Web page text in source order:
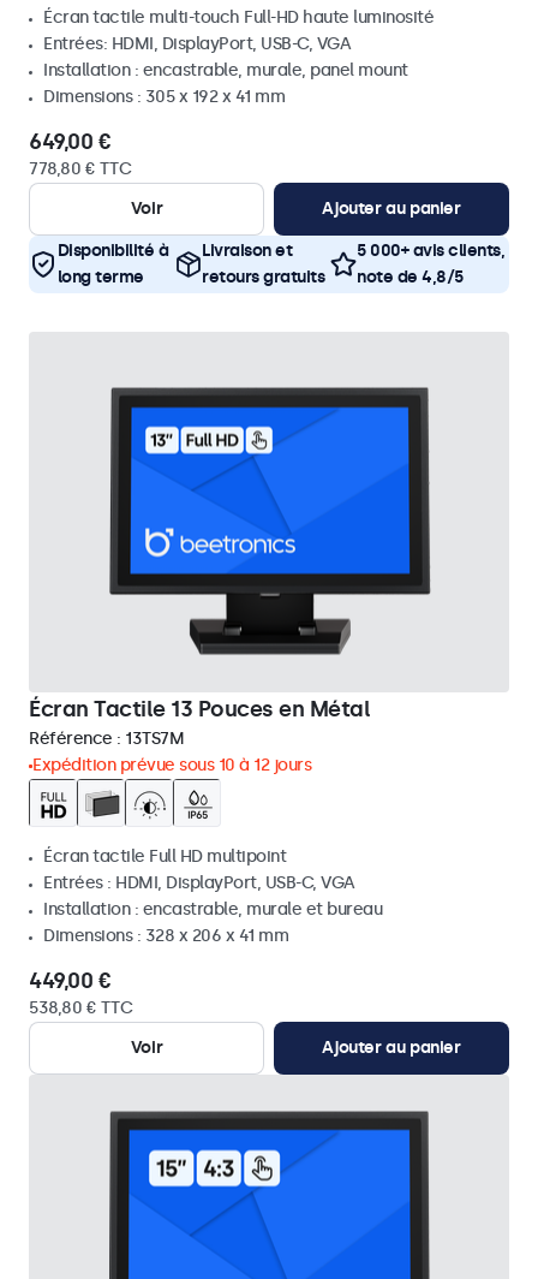
Écran tactile multi-touch Full-HD haute luminosité
Entrées: HDMI, DisplayPort, USB-C, VGA
Installation : encastrable, murale, panel mount
Dimensions : 305 x 192 x 41 mm
649,00 €
778,80 € TTC
Voir
Ajouter au panier
Disponibilité à
long terme
Livraison et
retours gratuits
5 000+ avis clients,
note de 4,8/5
Écran Tactile 13 Pouces en Métal
Référence : 13TS7M
Expédition prévue sous 10 à 12 jours
Écran tactile Full HD multipoint
Entrées : HDMI, DisplayPort, USB-C, VGA
Installation : encastrable, murale et bureau
Dimensions : 328 x 206 x 41 mm
449,00 €
538,80 € TTC
Voir
Ajouter au panier